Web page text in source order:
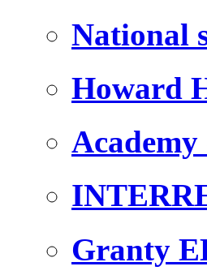
National
Howard
Granty